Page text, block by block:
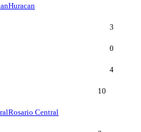
Huracan
3
0
4
10
Rosario Central